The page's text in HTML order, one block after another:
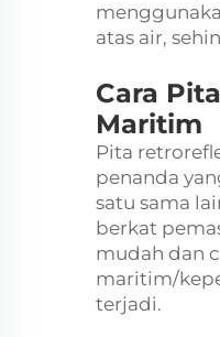
atas air,
Cara
Maritim
Pita
penanda
satu sama
berkat
mudah dan
maritim/
terjadi.